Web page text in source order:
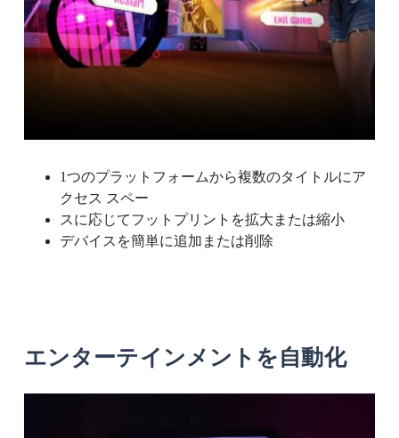
1つのプラットフォームから複数のタイトルにア
クセス スペー
スに応じてフットプリントを拡大または縮小
デバイスを簡単に追加または削除
エンターテインメントを自動化